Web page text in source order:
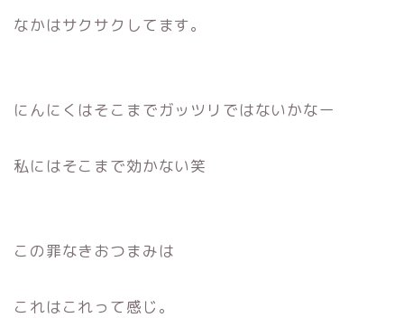
なかはサクサクしてます。
にんにくはそこまでガッツリではないかなー
私にはそこまで効かない笑
この罪なきおつまみは
これはこれって感じ。